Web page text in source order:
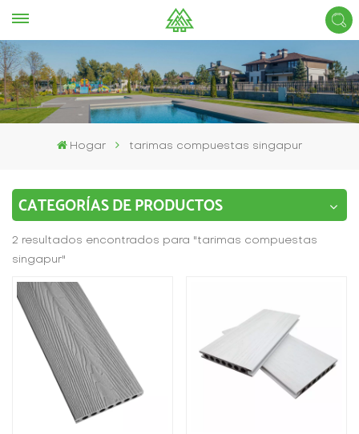
Hogar tarimas compuestas singapur
CATEGORÍAS DE PRODUCTOS
2 resultados encontrados para "tarimas compuestas
singapur"